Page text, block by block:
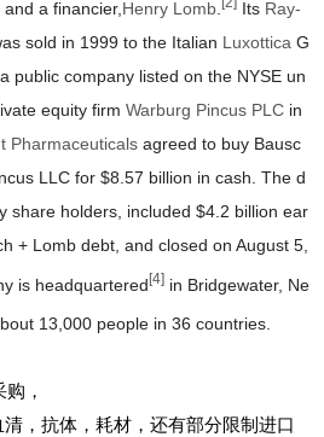
, and a financier, Henry Lomb . Its Ray-
sold in 1999 to the Italian Luxottica G
public company listed on the NYSE un
equity firmWarburg Pincus PLC in
Pharmaceuticals agreed to buy Bausc
LLC for $8.57 billion in cash. The d
share holders, included $4.2 billion ear
+ Lomb debt, and closed on August 5,
is headquartered[4] in Bridgewater, Ne
13,000 people in 36 countries.
，
清，抗体，耗材，还有部分限制进口